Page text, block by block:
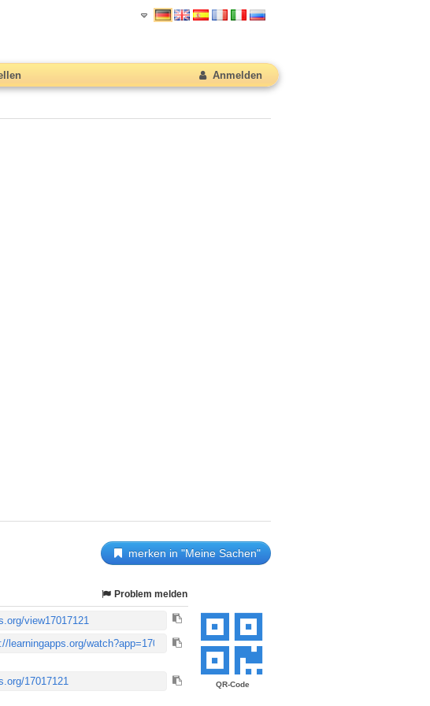
Anmelden
merken in "Meine Sachen"
QR-Code
Problem melden